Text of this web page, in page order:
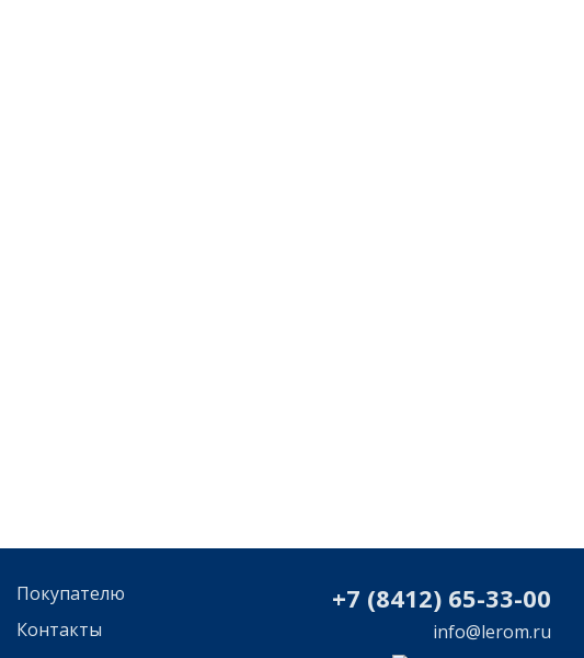
Покупателю
Контакты
+7 (8412) 65-33-00
info@lerom.ru